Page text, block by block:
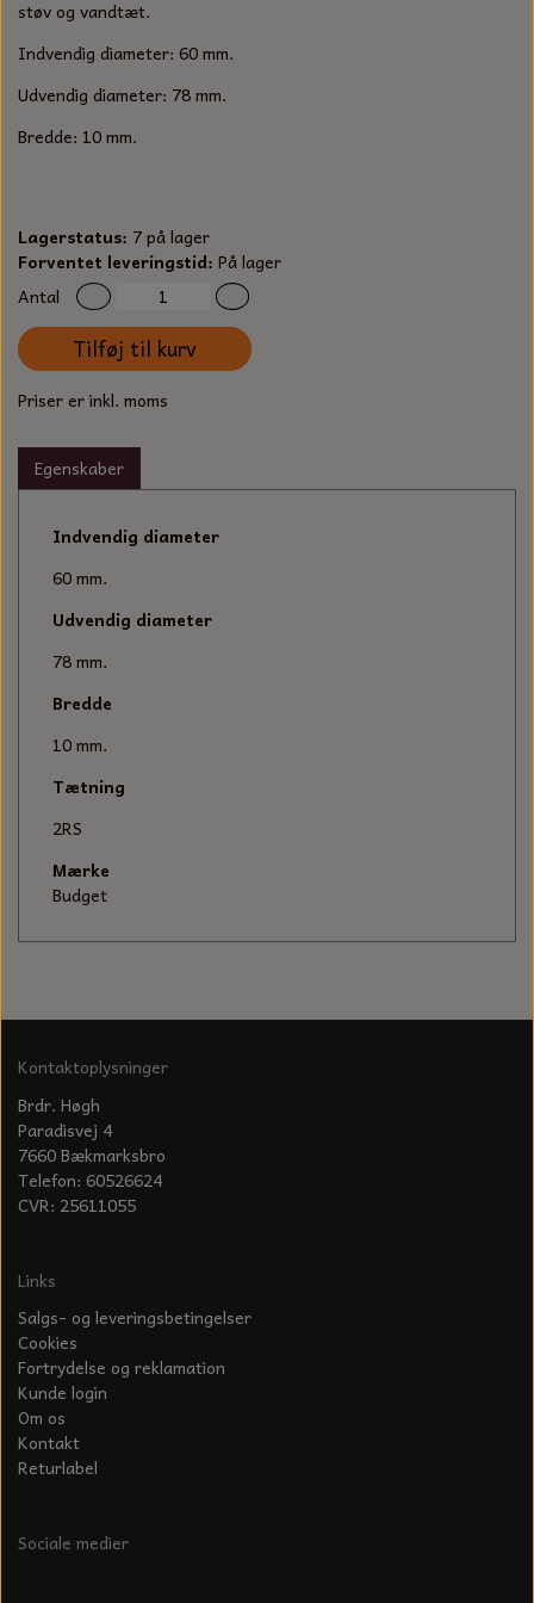
SORTIMENT
TECUMSEH
OLIE TIL SMÅMOTORER & HAVEMASKINER
SPÆNDEBÅND
BENSINSLANGE OG FILTRE
STARTSNOR OG TILBEHØR
UNIVERSAL KABLER OG TILBEHØR
UNIVERSAL REMSKIVER OG STYRERULLER
KÆDER TIL MOTORSAV
KLINGSPOR
BATTERILADEAPPARAT
KNIVE OG TILBEHØR
VÆRKTØJSSÆT
FEDTPRESSER
støv og vandtæt.
Indvendig diameter: 60 mm.
Udvendig diameter: 78 mm.
Bredde: 10 mm.
Lagerstatus: 7 på lager
Forventet leveringstid: På lager
Antal
Tilføj til kurv
Priser er inkl. moms
Egenskaber
Indvendig diameter
60 mm.
Udvendig diameter
78 mm.
Bredde
10 mm.
Tætning
2RS
Mærke
Budget
Kontaktoplysninger
Brdr. Høgh
Paradisvej 4
7660 Bækmarksbro
Telefon: 60526624
CVR: 25611055
Links
Salgs- og leveringsbetingelser
Cookies
Fortrydelse og reklamation
Kunde login
Om os
Kontakt
Returlabel
Sociale medier